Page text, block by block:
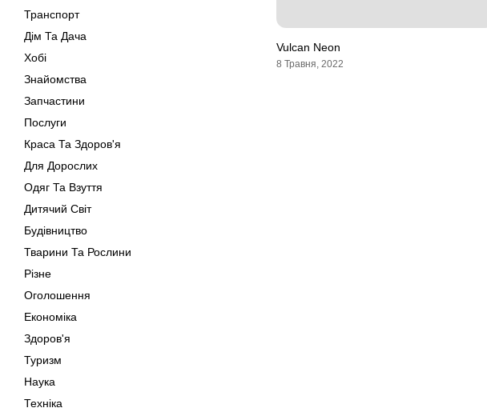
Транспорт
Дім Та Дача
Хобі
Знайомства
Запчастини
Послуги
Краса Та Здоров'я
Для Дорослих
Одяг Та Взуття
Дитячий Світ
Будівництво
Тварини Та Рослини
Різне
Оголошення
Економіка
Здоров'я
Туризм
Наука
Техніка
Vulcan Neon
8 Травня, 2022